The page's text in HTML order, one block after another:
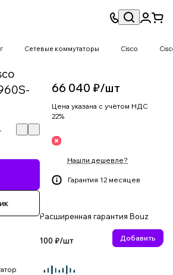
Сетевые коммутаторы Cisco
66 040 ₽/шт
Цена указана с учётом НДС
22%
Нашли дешевле?
Гарантия 12 месяцев
Расширенная гарантия Bouz
100 ₽/шт Добавить